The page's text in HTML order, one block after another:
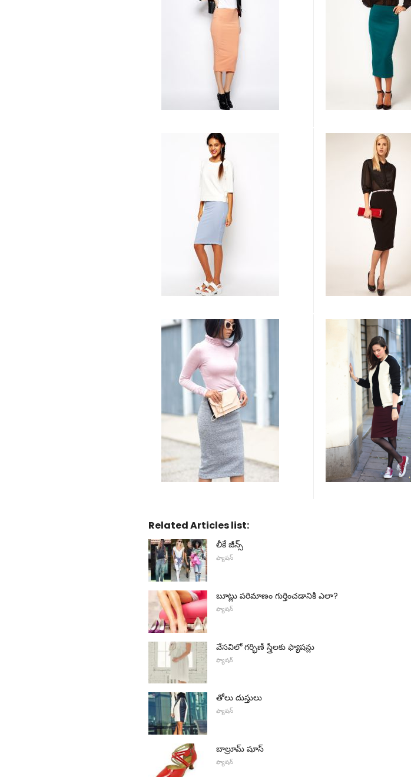
Related Articles list:
లీకే జీన్స్
ఫ్యాషన్
బూట్లు పరిమాణం గుర్తించడానికి ఎలా?
ఫ్యాషన్
వేసవిలో గర్భిణీ స్త్రీలకు ఫ్యాషన్లు
ఫ్యాషన్
తోలు దుస్తులు
ఫ్యాషన్
బాల్రూమ్ షూస్
ఫ్యాషన్